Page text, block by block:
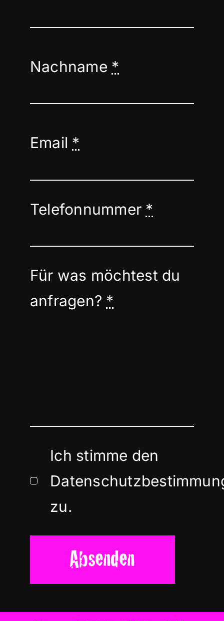
Nachname *
Email *
Telefonnummer *
Für was möchtest du
anfragen? *
Ich stimme den
zu.
Absenden